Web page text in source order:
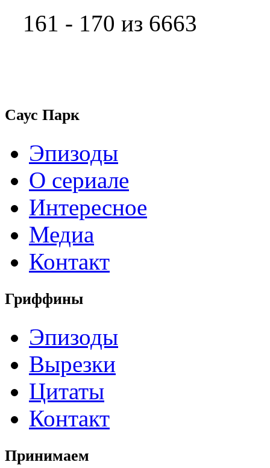
161 - 170 из 6663
Саус Парк
Эпизоды
О сериале
Интересное
Медиа
Контакт
Гриффины
Эпизоды
Вырезки
Цитаты
Контакт
Принимаем